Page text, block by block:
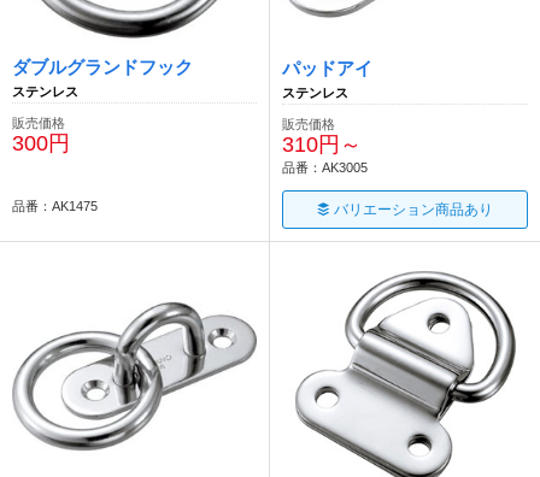
ダブルグランドフック
ステンレス
販売価格
300円
品番：AK1475
パッドアイ
ステンレス
販売価格
310円～
品番：AK3005
バリエーション商品あり